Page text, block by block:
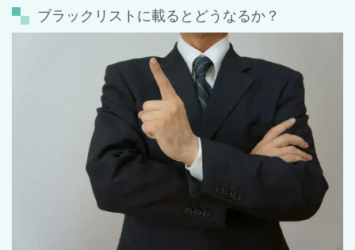
ブラックリストに載るとどうなるか？